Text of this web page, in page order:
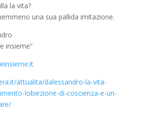
la vita?
una sua pallida imitazione.
insieme”
attualita/dalessandro-la-vita-
lobiezione-di-coscienza-e-un-